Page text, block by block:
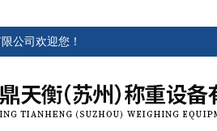
公司欢迎您！